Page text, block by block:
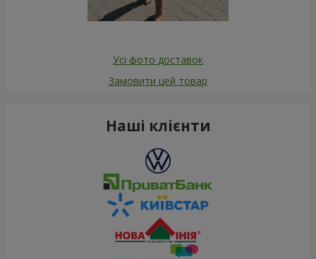
Усі фото доставок
Замовити цей товар
Наші клієнти